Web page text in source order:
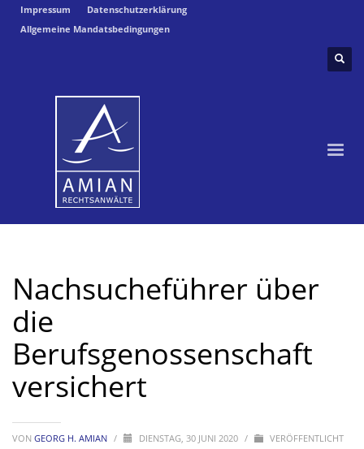
Impressum
Datenschutzerklärung
Allgemeine Mandatsbedingungen
Nachsucheführer über
die
Berufsgenossenschaft
versichert
VON GEORG H. AMIAN / DIENSTAG, 30 JUNI 2020 /
VERÖFFENTLICHT